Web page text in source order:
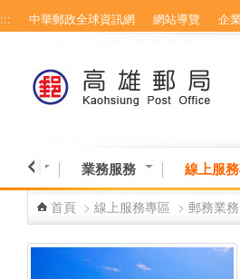
跳到主要內容區塊
::: 中華郵政全球資訊網 網站導覽 企
資訊 業務服務 線上服
首頁 > 線上服務專區 > 郵務業務